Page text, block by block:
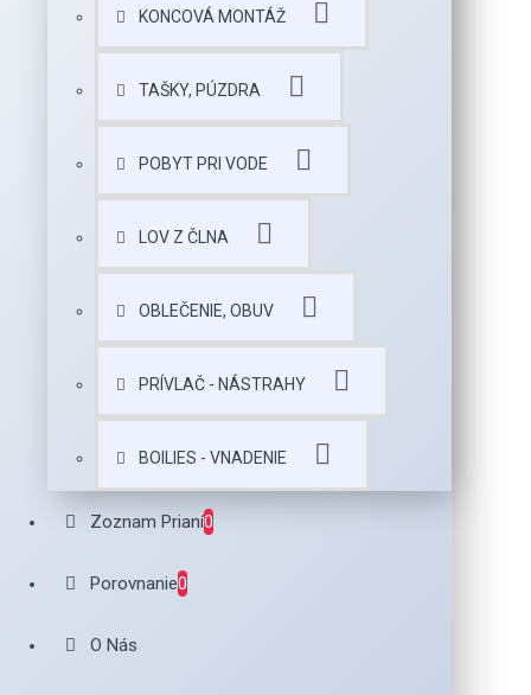
KONCOVÁ MONTÁŽ
TAŠKY, PÚZDRA
POBYT PRI VODE
LOV Z ČLNA
OBLEČENIE, OBUV
PRÍVLAČ - NÁSTRAHY
BOILIES - VNADENIE
Zoznam Prianí0
Porovnanie0
O Nás